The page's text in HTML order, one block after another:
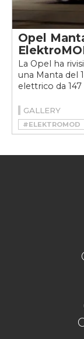
Opel
La Opel ha
una Manta del
elettrico da 147
GALLERY
#ELEKTROMOD
#OPEL MANTA